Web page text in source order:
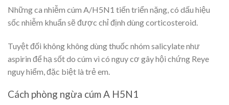
Những ca nhiễm cúm A/H5N1 tiến triển nặng, có dấu hiệu
sốc nhiễm khuẩn sẽ được chỉ định dùng corticosteroid.
Tuyệt đối không không dùng thuốc nhóm salicylate như
aspirin để hạ sốt do cúm vì có nguy cơ gây hội chứng Reye
nguy hiểm, đặc biệt là trẻ em.
Cách phòng ngừa cúm A H5N1